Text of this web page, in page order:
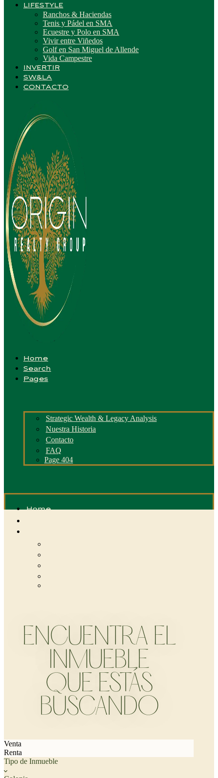
LIFESTYLE
Ranchos & Haciendas
Tenis y Pádel en SMA
Ecuestre y Polo en SMA
Vivir entre Viñedos
Golf en San Miguel de Allende
Vida Campestre
INVERTIR
SW&LA
CONTACTO
Home
Search
Pages
Strategic Wealth & Legacy Analysis
Nuestra Historia
Contacto
FAQ
Page 404
Home
ENCUENTRA EL
INMUEBLE
QUE ESTÁS
BUSCANDO
Venta
Renta
Tipo de Inmueble